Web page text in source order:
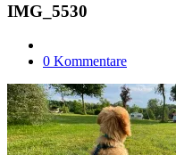
IMG_5530
0 Kommentare